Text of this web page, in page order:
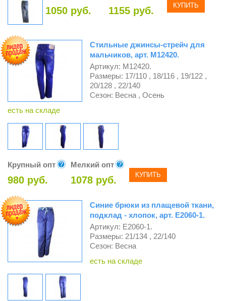
1050 руб. 1155 руб. КУПИТЬ
Стильные джинсы-стрейч для
мальчиков, арт. М12420.
Артикул: М12420.
Размеры: 17/110 , 18/116 , 19/122 ,
20/128 , 22/140
Сезон: Весна , Осень
есть на складе
Крупный опт Мелкий опт
980 руб. 1078 руб. КУПИТЬ
Синие брюки из плащевой ткани,
подклад - хлопок, арт. Е2060-1.
Артикул: Е2060-1.
Размеры: 21/134 , 22/140
Сезон: Весна
есть на складе